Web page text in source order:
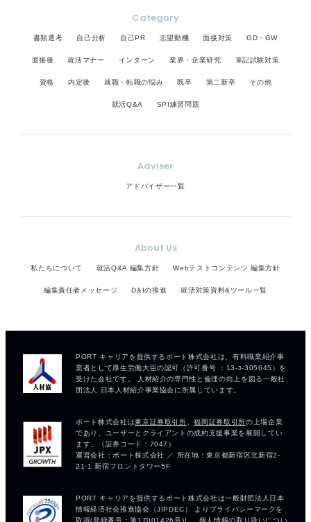
Category
書類選考 自己分析 自己PR 志望動機 面接対策 GD・GW
面接後 就活マナー インターン 業界・企業研究 筆記試験対策
資格 内定後 就職・転職の悩み 既卒 第二新卒 その他
就活Q&A SPI練習問題
Adviser
アドバイザー一覧
About Us
私たちについて 就活Q&A 編集方針 Webテストコンテンツ 編集方針
編集責任者メッセージ D&Iの推進 就活対策資料&ツール一覧